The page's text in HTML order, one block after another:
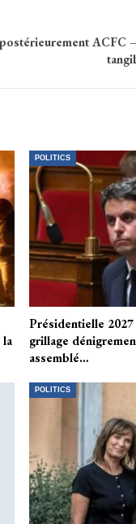
ACFC
la
POLITICS
Présidentielle
grillage
assemblé…
POLITICS